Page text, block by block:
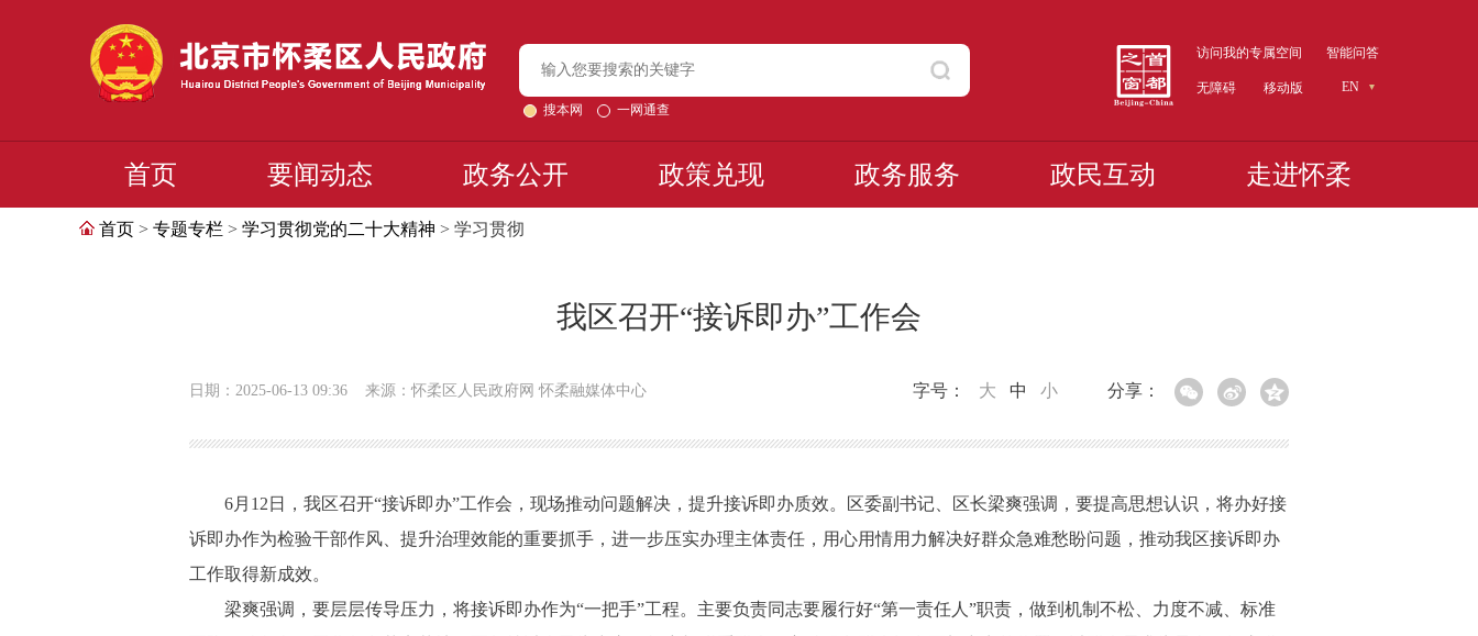
搜本网 一网通查
访问我的专属空间 智能问答
无障碍 移动版 EN
首页 要闻动态 政务公开 政策兑现 政务服务 政民互动 走进怀柔
首页 > 专题专栏 > 学习贯彻党的二十大精神 > 学习贯彻
我区召开“接诉即办”工作会
日期：2025-06-13 09:36 来源：怀柔区人民政府网 怀柔融媒体中心 分享：
字号： 大 中 小
6月12日，我区召开“接诉即办”工作会，现场推动问题解决，提升接诉即办质效。区委副书记、区长梁爽强调，要提高思想认识，将办好接
诉即办作为检验干部作风、提升治理效能的重要抓手，进一步压实办理主体责任，用心用情用力解决好群众急难愁盼问题，推动我区接诉即办
工作取得新成效。
梁爽强调，要层层传导压力，将接诉即办作为“一把手”工程。主要负责同志要履行好“第一责任人”职责，做到机制不松、力度不减、标准